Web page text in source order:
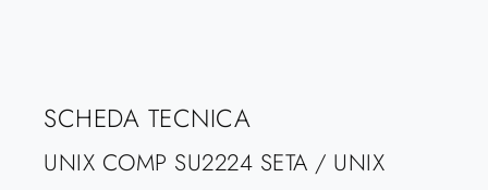
SCHEDA TECNICA
UNIX COMP SU2224 SETA / UNIX